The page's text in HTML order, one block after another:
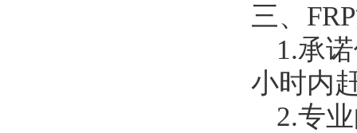
三、 FRP
1.承
小时内
2.专